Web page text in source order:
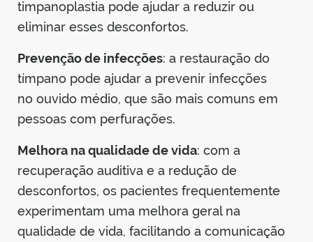
timpanoplastia pode ajudar a reduzir ou
eliminar esses desconfortos.
Prevenção de infecções: a restauração do
tímpano pode ajudar a prevenir infecções
no ouvido médio, que são mais comuns em
pessoas com perfurações.
Melhora na qualidade de vida: com a
recuperação auditiva e a redução de
desconfortos, os pacientes frequentemente
experimentam uma melhora geral na
qualidade de vida, facilitando a comunicação